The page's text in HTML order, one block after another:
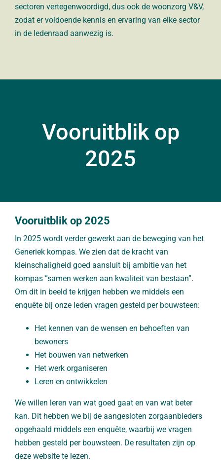
sectoren vertegenwoordigd, dus ook de woonzorg V&V,
zodat er voldoende kennis en ervaring van elke sector
in de ledenraad aanwezig is.
Vooruitblik op
2025
Vooruitblik op 2025
In 2025 wordt verder gewerkt aan de beweging van het
Generiek kompas. We zien dat de kracht van
kleinschaligheid goed aansluit bij ambitie van het
kompas ”samen werken aan kwaliteit van bestaan”.
Om dit in beeld te krijgen hebben we middels een
enquête bij onze leden vragen gesteld per bouwsteen:
Het kennen van de wensen en behoeften van
bewoners
Het bouwen van netwerken
Het werk organiseren
Leren en ontwikkelen
We willen leren van wat goed gaat en van wat beter
kan. Dit hebben we bij de aangesloten zorgaanbieders
opgehaald middels een enquête, waarbij we vragen
hebben gesteld per bouwsteen. De resultaten zijn op
deze website te lezen.